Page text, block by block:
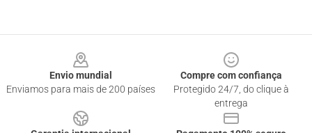
Envio mundial
Enviamos para mais de 200 países
Compre com confiança
Protegido 24/7, do clique à
entrega